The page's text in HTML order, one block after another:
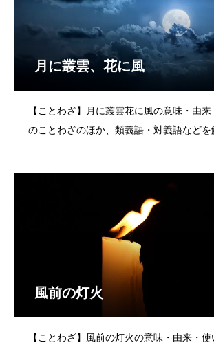
月に叢雲、花に風
【ことわざ】月に叢雲花に風の意味・由
のことわざのほか、類義語・対義語などを
風前の灯火
【ことわざ】風前の灯火の意味・由来・使